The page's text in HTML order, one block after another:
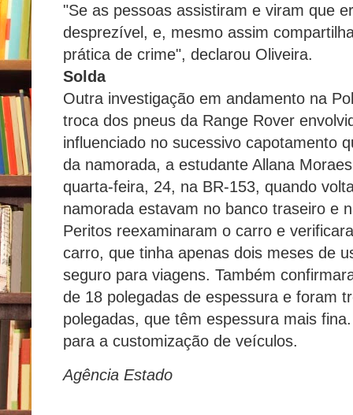
"Se as pessoas assistiram e viram que
desprezível, e, mesmo assim
prática de crime", declarou Oliveira.
Solda
Outra investigação em andamento na
troca dos pneus da Range Rover
influenciado no sucessivo capotamento
da namorada, a estudante Allana
quarta-feira, 24, na BR-153, quando
namorada estavam no banco traseiro e
Peritos reexaminaram o carro e
carro, que tinha apenas dois meses de
seguro para viagens. Também
de 18 polegadas de espessura e foram
polegadas, que têm espessura mais
para a customização de veículos.
Agência Estado